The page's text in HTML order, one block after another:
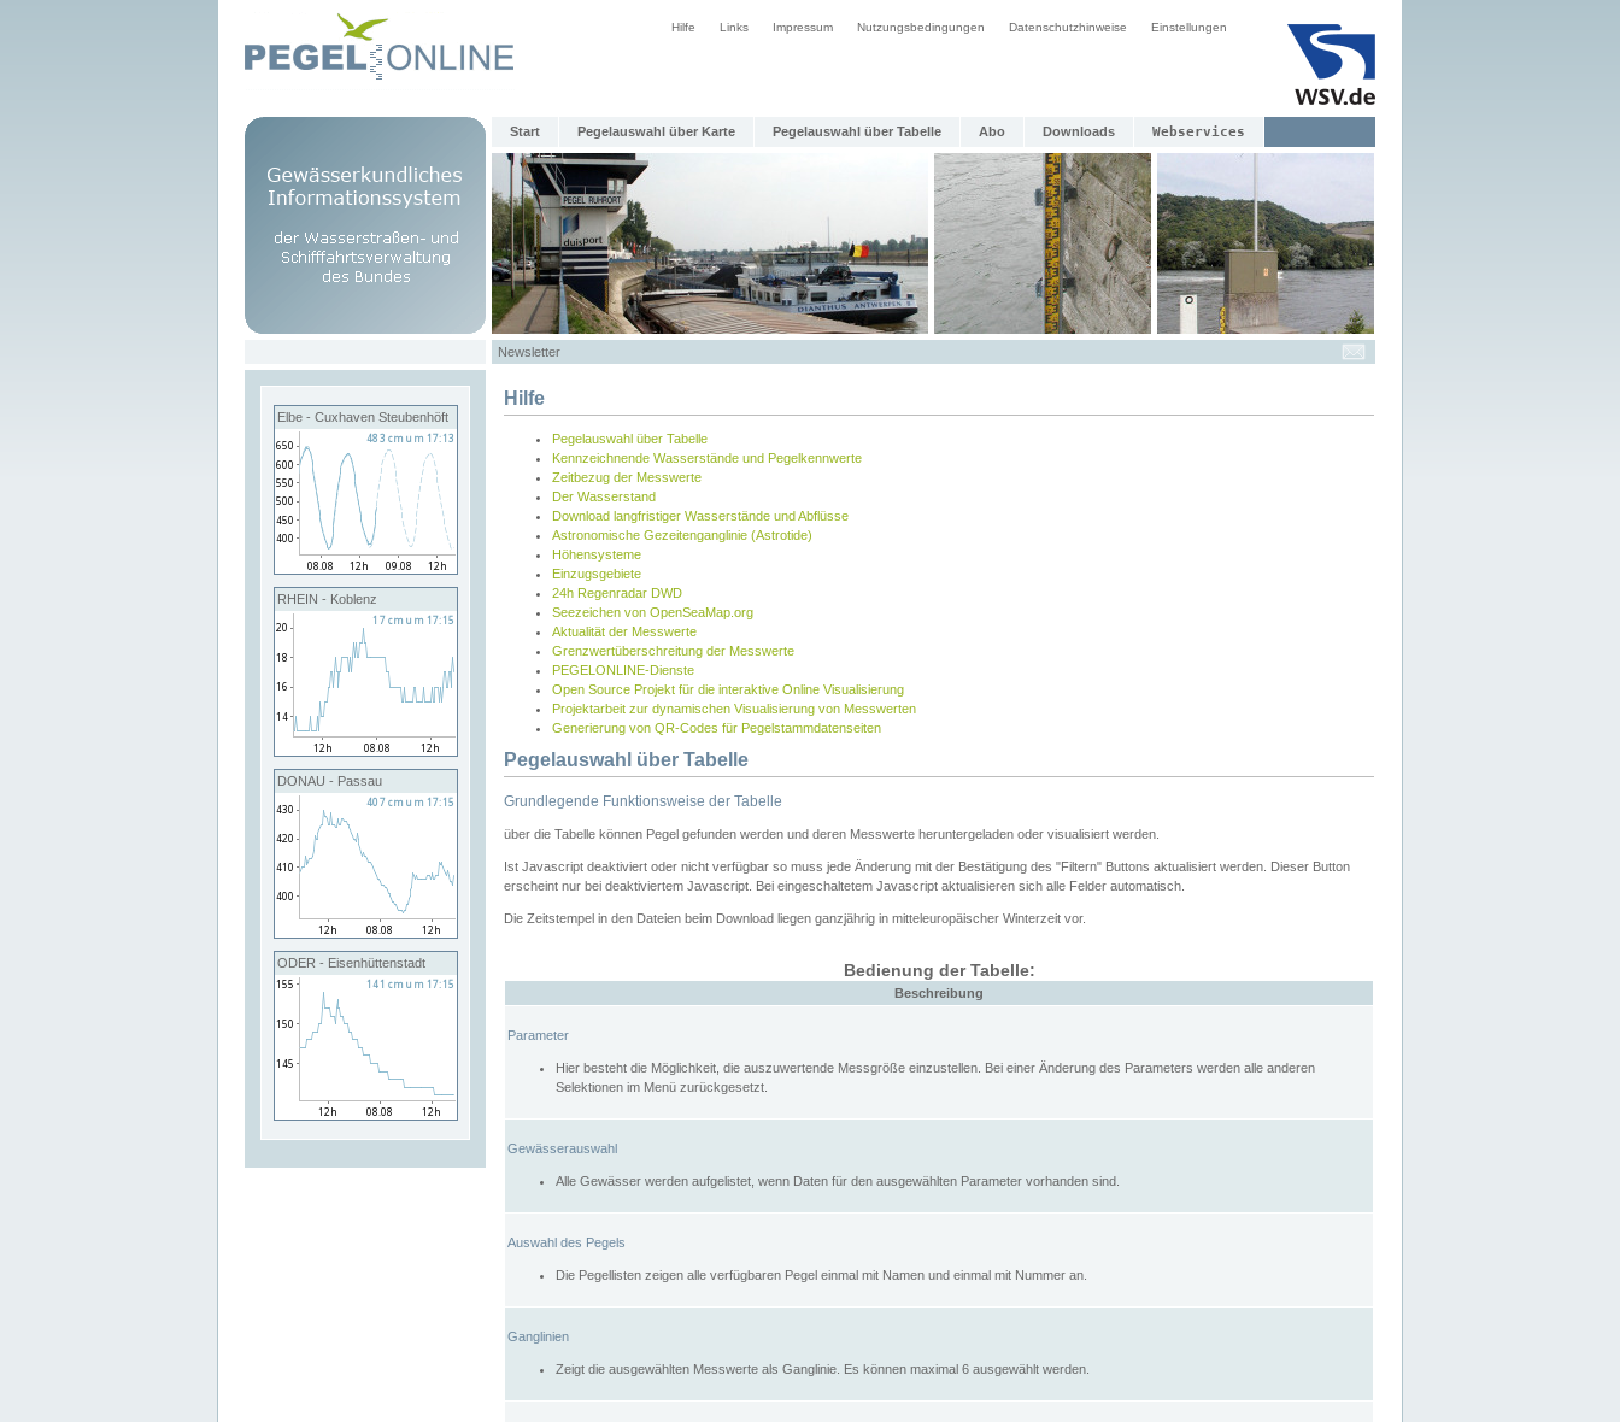
Hilfe Links Impressum Nutzungsbedingungen Datenschutzhinweise Einstellungen
Start Pegelauswahl über Karte Pegelauswahl über Tabelle Abo Downloads Webservices
Newsletter
Elbe - Cuxhaven Steubenhöft
RHEIN - Koblenz
DONAU - Passau
ODER - Eisenhüttenstadt
Hilfe
Pegelauswahl über Tabelle
Kennzeichnende Wasserstände und Pegelkennwerte
Zeitbezug der Messwerte
Der Wasserstand
Download langfristiger Wasserstände und Abflüsse
Astronomische Gezeitenganglinie (Astrotide)
Höhensysteme
Einzugsgebiete
24h Regenradar DWD
Seezeichen von OpenSeaMap.org
Aktualität der Messwerte
Grenzwertüberschreitung der Messwerte
PEGELONLINE-Dienste
Open Source Projekt für die interaktive Online Visualisierung
Projektarbeit zur dynamischen Visualisierung von Messwerten
Generierung von QR-Codes für Pegelstammdatenseiten
Pegelauswahl über Tabelle
Grundlegende Funktionsweise der Tabelle
über die Tabelle können Pegel gefunden werden und deren Messwerte heruntergeladen oder visualisiert werden.
Ist Javascript deaktiviert oder nicht verfügbar so muss jede Änderung mit der Bestätigung des "Filtern" Buttons aktualisiert werden. Dieser Button
erscheint nur bei deaktiviertem Javascript. Bei eingeschaltetem Javascript aktualisieren sich alle Felder automatisch.
Die Zeitstempel in den Dateien beim Download liegen ganzjährig in mitteleuropäischer Winterzeit vor.
Bedienung der Tabelle:
Beschreibung
Parameter
Hier besteht die Möglichkeit, die auszuwertende Messgröße einzustellen. Bei einer Änderung des Parameters werden alle anderen
Selektionen im Menü zurückgesetzt.
Gewässerauswahl
Alle Gewässer werden aufgelistet, wenn Daten für den ausgewählten Parameter vorhanden sind.
Auswahl des Pegels
Die Pegellisten zeigen alle verfügbaren Pegel einmal mit Namen und einmal mit Nummer an.
Ganglinien
Zeigt die ausgewählten Messwerte als Ganglinie. Es können maximal 6 ausgewählt werden.